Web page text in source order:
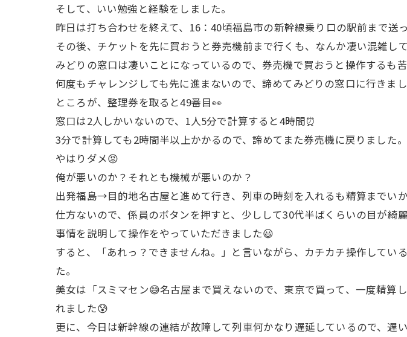
そして、いい勉強と経験をしました。
昨日は打ち合わせを終えて、16：40頃福島市の新幹線乗り口の駅前まで送
その後、チケットを先に買おうと券売機前まで行くも、なんか凄い混雑し
みどりの窓口は凄いことになっているので、券売機で買おうと操作するも
何度もチャレンジしても先に進まないので、諦めてみどりの窓口に行きまし
ところが、整理券を取ると49番目👀
窓口は2人しかいないので、1人5分で計算すると4時間⏰
3分で計算しても2時間半以上かかるので、諦めてまた券売機に戻りました。
やはりダメ😡
俺が悪いのか？それとも機械が悪いのか？
出発福島→目的地名古屋と進めて行き、列車の時刻を入れるも精算までい
仕方ないので、係員のボタンを押すと、少しして30代半ばくらいの目が綺
事情を説明して操作をやっていただきました😃
すると、「あれっ？できませんね。」と言いながら、カチカチ操作して
た。
美女は「スミマセン😅名古屋まで買えないので、東京で買って、一度精
れました😰
更に、今日は新幹線の連結が故障して列車何かなり遅延しているので、